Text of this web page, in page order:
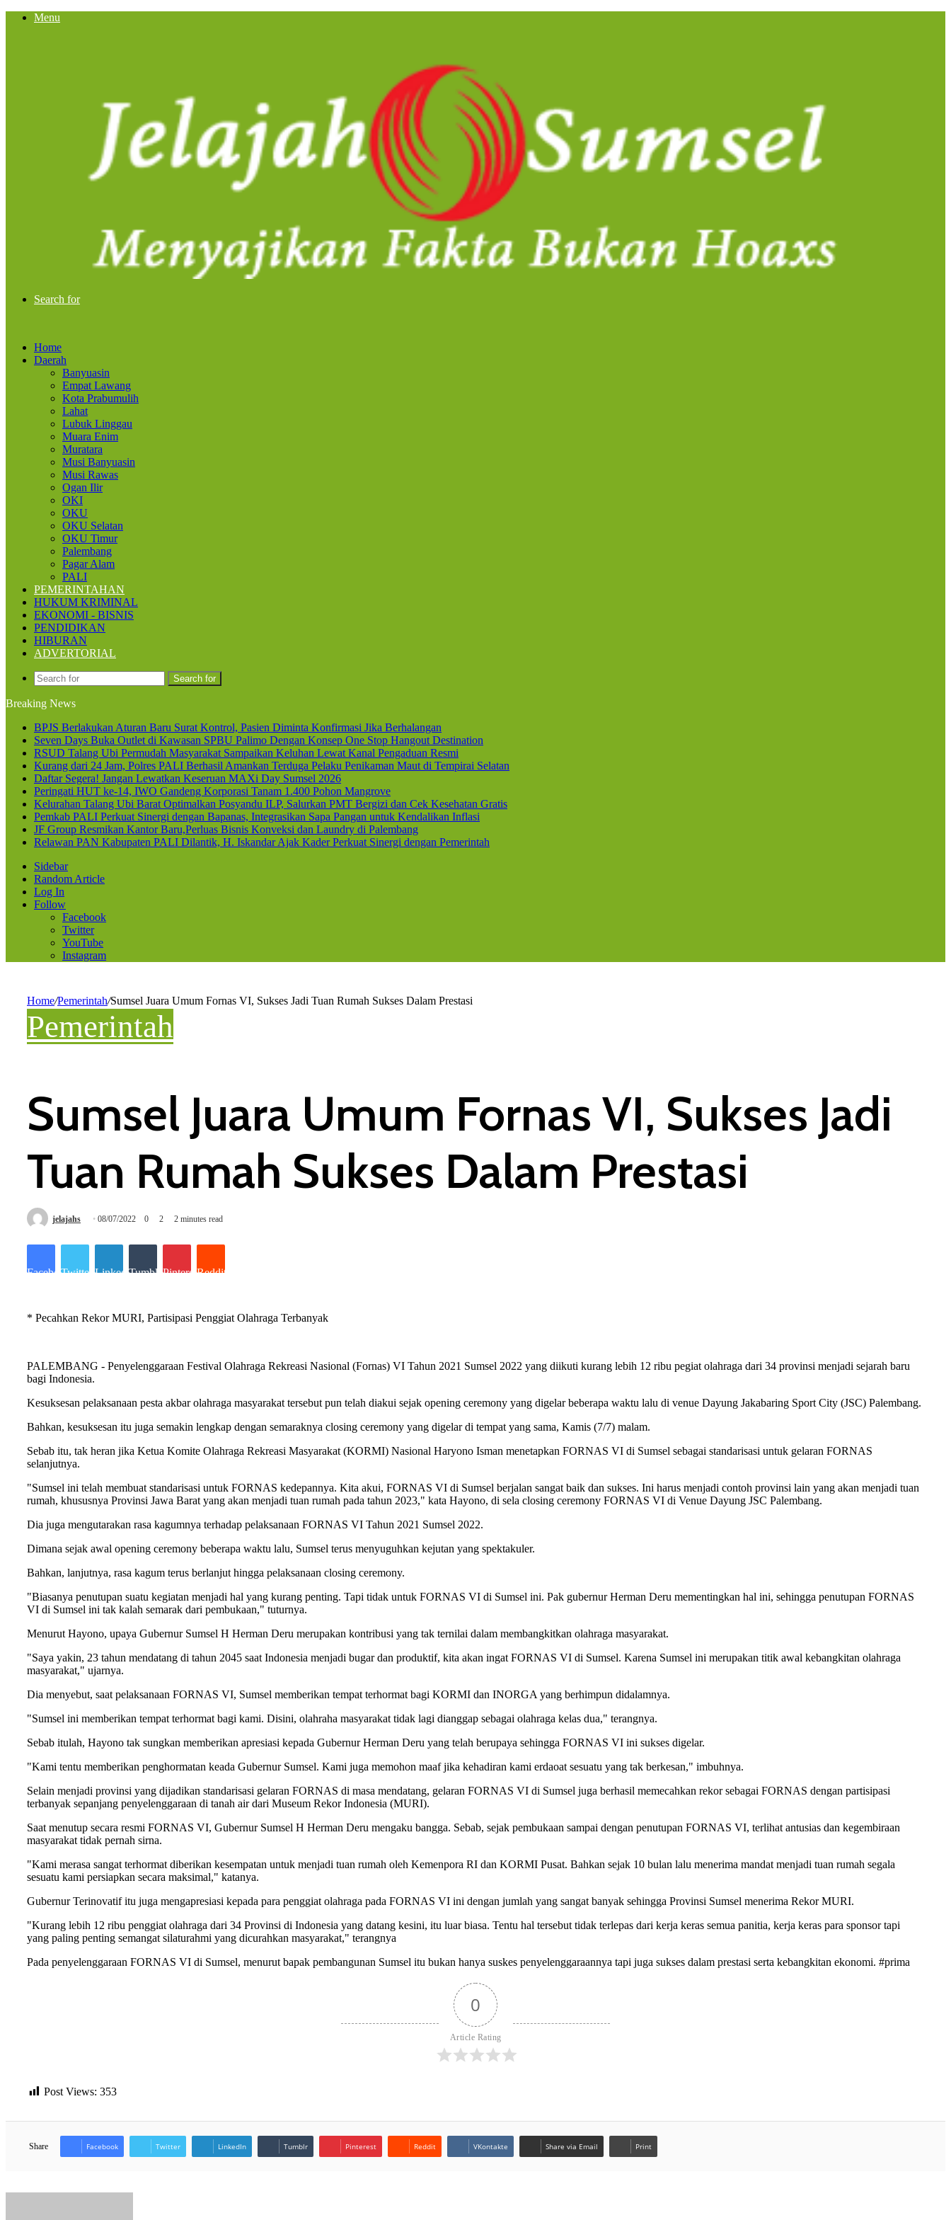
Menu
Search for
Home
Daerah
Banyuasin
Empat Lawang
Kota Prabumulih
Lahat
Lubuk Linggau
Muara Enim
Muratara
Musi Banyuasin
Musi Rawas
Ogan Ilir
OKI
OKU
OKU Selatan
OKU Timur
Palembang
Pagar Alam
PALI
PEMERINTAHAN
HUKUM KRIMINAL
EKONOMI - BISNIS
PENDIDIKAN
HIBURAN
ADVERTORIAL
Search for
Breaking News
BPJS Berlakukan Aturan Baru Surat Kontrol, Pasien Diminta Konfirmasi Jika Berhalangan
Seven Days Buka Outlet di Kawasan SPBU Palimo Dengan Konsep One Stop Hangout Destination
RSUD Talang Ubi Permudah Masyarakat Sampaikan Keluhan Lewat Kanal Pengaduan Resmi
Kurang dari 24 Jam, Polres PALI Berhasil Amankan Terduga Pelaku Penikaman Maut di Tempirai Selatan
Daftar Segera! Jangan Lewatkan Keseruan MAXi Day Sumsel 2026
Peringati HUT ke-14, IWO Gandeng Korporasi Tanam 1.400 Pohon Mangrove
Kelurahan Talang Ubi Barat Optimalkan Posyandu ILP, Salurkan PMT Bergizi dan Cek Kesehatan Gratis
Pemkab PALI Perkuat Sinergi dengan Bapanas, Integrasikan Sapa Pangan untuk Kendalikan Inflasi
JF Group Resmikan Kantor Baru,Perluas Bisnis Konveksi dan Laundry di Palembang
Relawan PAN Kabupaten PALI Dilantik, H. Iskandar Ajak Kader Perkuat Sinergi dengan Pemerintah
Sidebar
Random Article
Log In
Follow
Facebook
Twitter
YouTube
Instagram
Home/Pemerintah/Sumsel Juara Umum Fornas VI, Sukses Jadi Tuan Rumah Sukses Dalam Prestasi
Pemerintah
Sumsel Juara Umum Fornas VI, Sukses Jadi
Tuan Rumah Sukses Dalam Prestasi
jelajahs 08/07/2022 0 2 2 minutes read
FacebookTwitter LinkedInTumblr PinterestReddit
* Pecahkan Rekor MURI, Partisipasi Penggiat Olahraga Terbanyak
PALEMBANG - Penyelenggaraan Festival Olahraga Rekreasi Nasional (Fornas) VI Tahun 2021 Sumsel 2022 yang diikuti kurang lebih 12 ribu pegiat olahraga dari 34 provinsi menjadi sejarah baru
bagi Indonesia.
Kesuksesan pelaksanaan pesta akbar olahraga masyarakat tersebut pun telah diakui sejak opening ceremony yang digelar beberapa waktu lalu di venue Dayung Jakabaring Sport City (JSC) Palembang.
Bahkan, kesuksesan itu juga semakin lengkap dengan semaraknya closing ceremony yang digelar di tempat yang sama, Kamis (7/7) malam.
Sebab itu, tak heran jika Ketua Komite Olahraga Rekreasi Masyarakat (KORMI) Nasional Haryono Isman menetapkan FORNAS VI di Sumsel sebagai standarisasi untuk gelaran FORNAS
selanjutnya.
"Sumsel ini telah membuat standarisasi untuk FORNAS kedepannya. Kita akui, FORNAS VI di Sumsel berjalan sangat baik dan sukses. Ini harus menjadi contoh provinsi lain yang akan menjadi tuan
rumah, khususnya Provinsi Jawa Barat yang akan menjadi tuan rumah pada tahun 2023," kata Hayono, di sela closing ceremony FORNAS VI di Venue Dayung JSC Palembang.
Dia juga mengutarakan rasa kagumnya terhadap pelaksanaan FORNAS VI Tahun 2021 Sumsel 2022.
Dimana sejak awal opening ceremony beberapa waktu lalu, Sumsel terus menyuguhkan kejutan yang spektakuler.
Bahkan, lanjutnya, rasa kagum terus berlanjut hingga pelaksanaan closing ceremony.
"Biasanya penutupan suatu kegiatan menjadi hal yang kurang penting. Tapi tidak untuk FORNAS VI di Sumsel ini. Pak gubernur Herman Deru mementingkan hal ini, sehingga penutupan FORNAS
VI di Sumsel ini tak kalah semarak dari pembukaan," tuturnya.
Menurut Hayono, upaya Gubernur Sumsel H Herman Deru merupakan kontribusi yang tak ternilai dalam membangkitkan olahraga masyarakat.
"Saya yakin, 23 tahun mendatang di tahun 2045 saat Indonesia menjadi bugar dan produktif, kita akan ingat FORNAS VI di Sumsel. Karena Sumsel ini merupakan titik awal kebangkitan olahraga
masyarakat," ujarnya.
Dia menyebut, saat pelaksanaan FORNAS VI, Sumsel memberikan tempat terhormat bagi KORMI dan INORGA yang berhimpun didalamnya.
"Sumsel ini memberikan tempat terhormat bagi kami. Disini, olahraha masyarakat tidak lagi dianggap sebagai olahraga kelas dua," terangnya.
Sebab itulah, Hayono tak sungkan memberikan apresiasi kepada Gubernur Herman Deru yang telah berupaya sehingga FORNAS VI ini sukses digelar.
"Kami tentu memberikan penghormatan keada Gubernur Sumsel. Kami juga memohon maaf jika kehadiran kami erdaoat sesuatu yang tak berkesan," imbuhnya.
Selain menjadi provinsi yang dijadikan standarisasi gelaran FORNAS di masa mendatang, gelaran FORNAS VI di Sumsel juga berhasil memecahkan rekor sebagai FORNAS dengan partisipasi
terbanyak sepanjang penyelenggaraan di tanah air dari Museum Rekor Indonesia (MURI).
Saat menutup secara resmi FORNAS VI, Gubernur Sumsel H Herman Deru mengaku bangga. Sebab, sejak pembukaan sampai dengan penutupan FORNAS VI, terlihat antusias dan kegembiraan
masyarakat tidak pernah sirna.
"Kami merasa sangat terhormat diberikan kesempatan untuk menjadi tuan rumah oleh Kemenpora RI dan KORMI Pusat. Bahkan sejak 10 bulan lalu menerima mandat menjadi tuan rumah segala
sesuatu kami persiapkan secara maksimal," katanya.
Gubernur Terinovatif itu juga mengapresiasi kepada para penggiat olahraga pada FORNAS VI ini dengan jumlah yang sangat banyak sehingga Provinsi Sumsel menerima Rekor MURI.
"Kurang lebih 12 ribu penggiat olahraga dari 34 Provinsi di Indonesia yang datang kesini, itu luar biasa. Tentu hal tersebut tidak terlepas dari kerja keras semua panitia, kerja keras para sponsor tapi
yang paling penting semangat silaturahmi yang dicurahkan masyarakat," terangnya
Pada penyelenggaraan FORNAS VI di Sumsel, menurut bapak pembangunan Sumsel itu bukan hanya suskes penyelenggaraannya tapi juga sukses dalam prestasi serta kebangkitan ekonomi. #prima
0
Article Rating
Post Views: 353
Share Facebook Twitter LinkedIn Tumblr Pinterest Reddit VKontakte Share via Email Print